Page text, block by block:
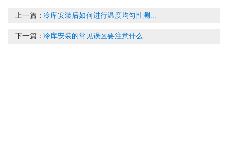
上一篇：冷库安装后如何进行温度均匀性测...
下一篇：冷库安装的常见误区要注意什么...